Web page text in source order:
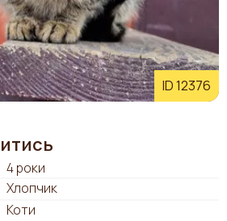
ID 12376
4 роки
Хлопчик
Коти